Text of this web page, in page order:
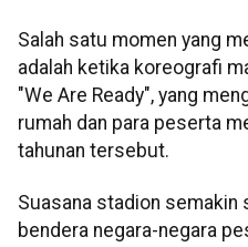
Salah satu momen yang
adalah ketika koreografi
"We Are Ready", yang
rumah dan para peserta
tahunan tersebut.
Suasana stadion semakin
bendera negara-negara